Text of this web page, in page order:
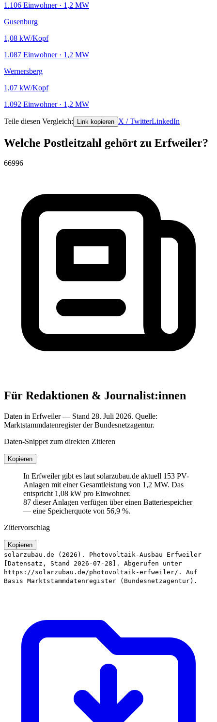
1.106 Einwohner · 1,2 MW
Gusenburg
1,08 kW/Kopf
1.087 Einwohner · 1,2 MW
Wernersberg
1,07 kW/Kopf
1.092 Einwohner · 1,2 MW
Teile diesen Vergleich: Link kopieren X / TwitterLinkedIn
Welche Postleitzahl gehört zu Erfweiler?
66996
Für Redaktionen & Journalist:innen
Daten in Erfweiler — Stand 28. Juli 2026. Quelle:
Marktstammdatenregister der Bundesnetzagentur.
Daten-Snippet zum direkten Zitieren
Kopieren
In Erfweiler gibt es laut solarzubau.de aktuell 153 PV-
Anlagen mit einer Gesamtleistung von 1,2 MW. Das
entspricht 1,08 kW pro Einwohner.
87 dieser Anlagen verfügen über einen Batteriespeicher
— eine Speicherquote von 56,9 %.
Zitiervorschlag
Kopieren
solarzubau.de (2026). Photovoltaik-Ausbau Erfweiler
[Datensatz, Stand 2026-07-28]. Abgerufen unter
https://solarzubau.de/photovoltaik-erfweiler/. Auf
Basis Marktstammdatenregister (Bundesnetzagentur).